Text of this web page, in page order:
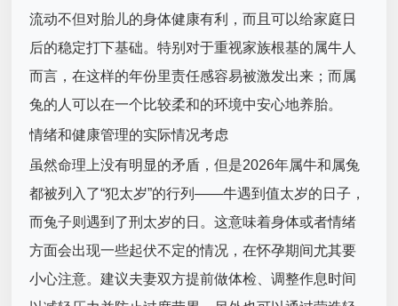
流动不但对胎儿的身体健康有利，而且可以给家庭日
后的稳定打下基础。特别对于重视家族根基的属牛人
而言，在这样的年份里责任感容易被激发出来；而属
兔的人可以在一个比较柔和的环境中安心地养胎。
情绪和健康管理的实际情况考虑
虽然命理上没有明显的矛盾，但是2026年属牛和属兔
都被列入了“犯太岁”的行列——牛遇到值太岁的日子，
而兔子则遇到了刑太岁的日。这意味着身体或者情绪
方面会出现一些起伏不定的情况，在怀孕期间尤其要
小心注意。建议夫妻双方提前做体检、调整作息时间